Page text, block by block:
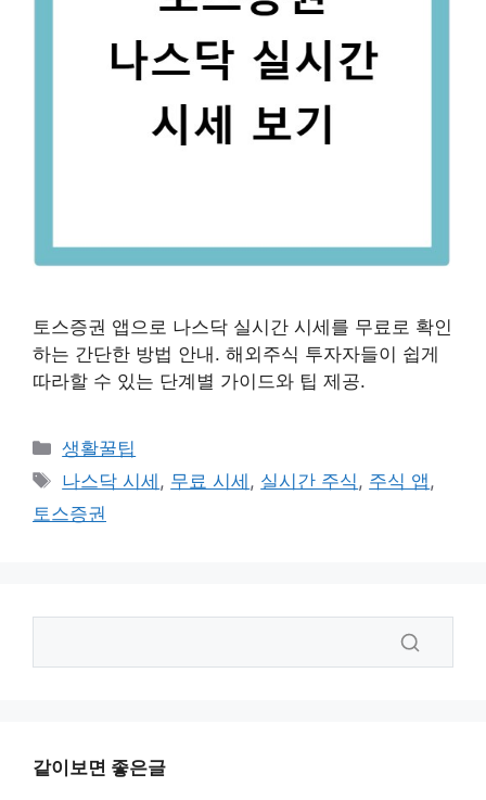
토스증권 앱으로 나스닥 실시간 시세를 무료로 확인
하는 간단한 방법 안내. 해외주식 투자자들이 쉽게
따라할 수 있는 단계별 가이드와 팁 제공.
카
테
리
생활꿀팁
태
그
나스닥 시세 , 무료 시세 , 실시간 주식, 주식 앱,
토스증권
같이보면 좋은글